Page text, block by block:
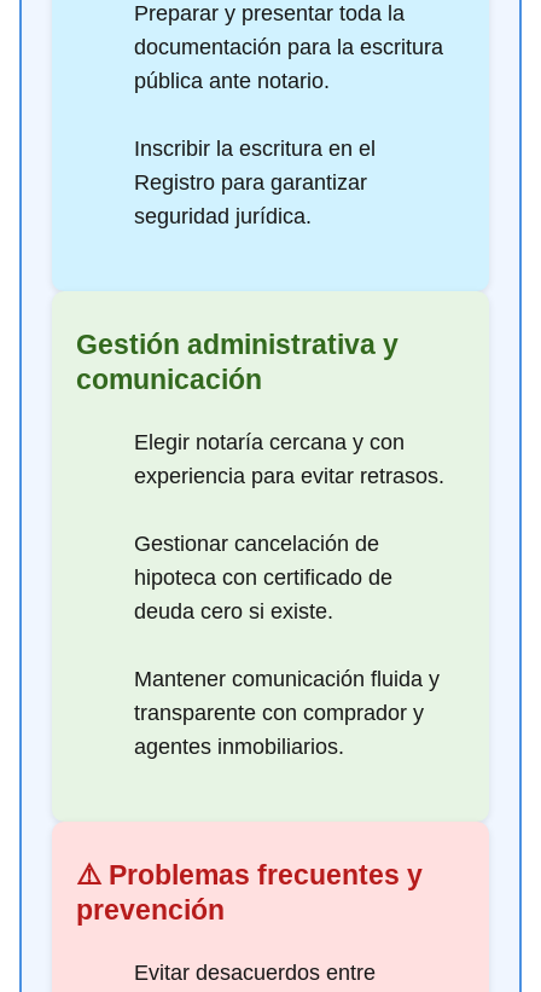
Preparar y presentar toda la
documentación para la escritura
pública ante notario.
Inscribir la escritura en el
Registro para garantizar
seguridad jurídica.
Gestión administrativa y
comunicación
Elegir notaría cercana y con
experiencia para evitar retrasos.
Gestionar cancelación de
hipoteca con certificado de
deuda cero si existe.
Mantener comunicación fluida y
transparente con comprador y
agentes inmobiliarios.
⚠️ Problemas frecuentes y
prevención
Evitar desacuerdos entre